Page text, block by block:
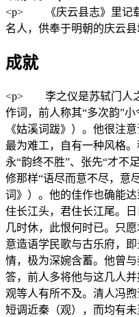
<p> 《庆云县志》里记载
名人，供奉于明朝的庆云县
成就
<p> 李之仪是苏轼门人之
作词，前人称其“多次韵”
《姑溪词跋》）。他很注
最为难工，自有一种风格
永“韵终不胜”、张先“才不
修那样“语尽而意不尽，意
词》）。他的佳作也确能
住长江头，君住长江尾。
几时休，此恨何时已。只
意造语学民歌与古乐府，
情，极为深婉含蓄。他曾
答，前人多将他与这几人
观等人有所不及。清人冯煦
短调近秦（观），而均有未